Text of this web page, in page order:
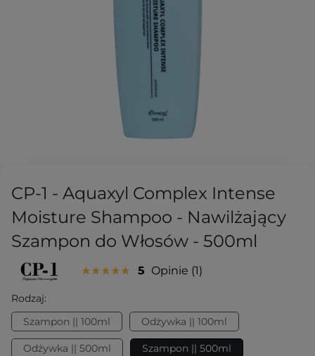
CP-1 - Aquaxyl Complex Intense
Moisture Shampoo - Nawilżający
Szampon do Włosów - 500ml
5 Opinie 1
Rodzaj:
Szampon || 100ml
Odżywka || 100ml
Odżywka || 500ml
Szampon || 500ml